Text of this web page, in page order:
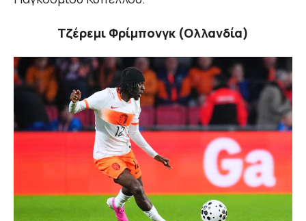
Τζέρεμι Φρίμπονγκ (Ολλανδία)